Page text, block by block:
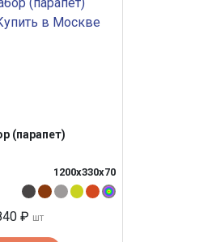
(парапет)
1200х330х70
₽ шт